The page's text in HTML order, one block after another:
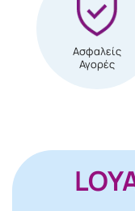
Ασφαλείς
Αγορές